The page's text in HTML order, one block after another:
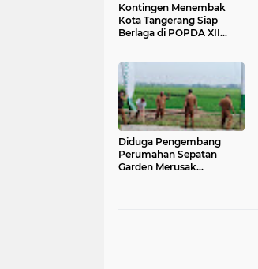
Kontingen Menembak
Kota Tangerang Siap
Berlaga di POPDA XII
Diduga Pengembang
Perumahan Sepatan
Garden Merusak